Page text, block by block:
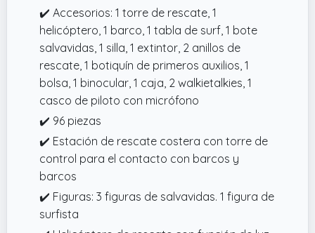
✔️ Accesorios: 1 torre de rescate, 1
helicóptero, 1 barco, 1 tabla de surf, 1 bote
salvavidas, 1 silla, 1 extintor, 2 anillos de
rescate, 1 botiquín de primeros auxilios, 1
bolsa, 1 binocular, 1 caja, 2 walkietalkies, 1
casco de piloto con micrófono
✔️ 96 piezas
✔️ Estación de rescate costera con torre de
control para el contacto con barcos y
barcos
✔️ Figuras: 3 figuras de salvavidas. 1 figura de
surfista